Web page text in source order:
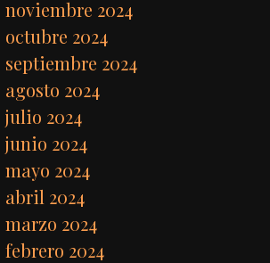
noviembre 2024
octubre 2024
septiembre 2024
agosto 2024
julio 2024
junio 2024
mayo 2024
abril 2024
marzo 2024
febrero 2024